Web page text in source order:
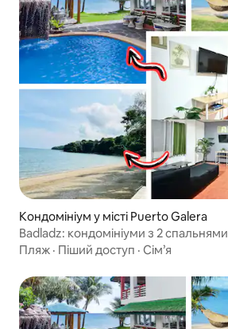
Кондомініум у місті Puerto Galera
Badladz: кондомініуми з 2 спальнями
Пляж · Піший доступ · Сім’я